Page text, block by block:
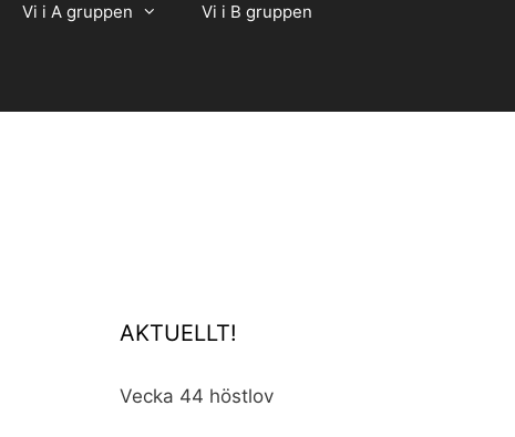
Vi i A gruppen Vi i B gruppen
AKTUELLT!
Vecka 44 höstlov